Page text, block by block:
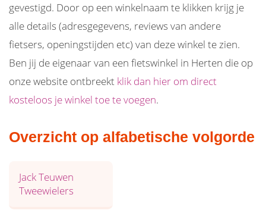
gevestigd. Door op een winkelnaam te klikken krijg je
alle details (adresgegevens, reviews van andere
fietsers, openingstijden etc) van deze winkel te zien.
Ben jij de eigenaar van een fietswinkel in Herten die op
onze website ontbreekt klik dan hier om direct
kosteloos je winkel toe te voegen.
Overzicht op alfabetische volgorde
Jack Teuwen
Tweewielers